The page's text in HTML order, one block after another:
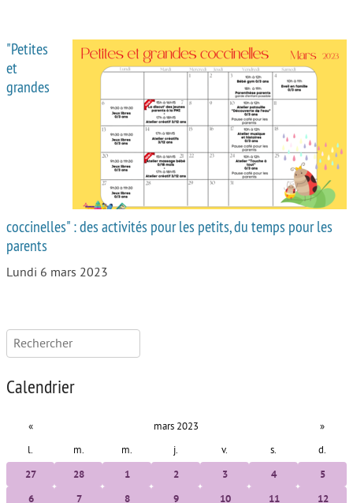
"Petites
et
grandes
coccinelles" : des activités pour les petits, du temps pour les
parents
Lundi 6 mars 2023
Rechercher :
Calendrier
« mars 2023 »
l. m. m. j. v. s. d.
27 28 1 2 3 4 5
6 7 8 9 10 11 12